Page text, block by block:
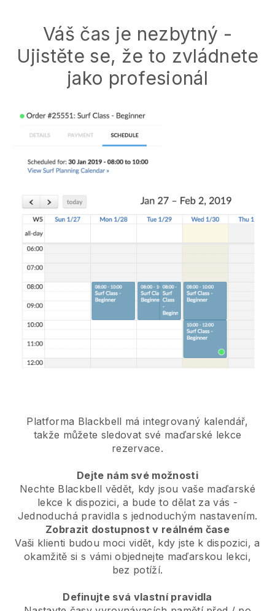
Váš čas je nezbytný -
Ujistěte se, že to zvládnete
jako profesionál
Platforma Blackbell má integrovaný kalendář,
takže můžete sledovat své maďarské lekce
rezervace.
Dejte nám své možnosti
Nechte Blackbell vědět, kdy jsou vaše maďarské
lekce k dispozici, a bude to dělat za vás -
Jednoduchá pravidla s jednoduchým nastavením.
Zobrazit dostupnost v reálném čase
Vaši klienti budou moci vidět, kdy jste k dispozici,a
okamžitě si s vámi objednejte maďarskou lekci,
bez potíží.
Definujte svá vlastní pravidla